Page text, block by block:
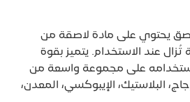
يحتوي على مادة لاصقة من
عند الاستخدام. يتميز بقوة
استخدامه على مجموعة واسعة من
البلاستيك، الإيبوكسي، المعدن،